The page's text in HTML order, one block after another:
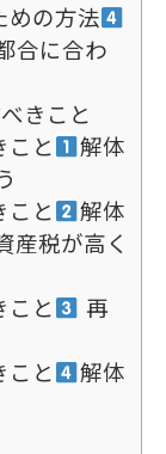
めの方法
合に合わ
きこと
こと
解体
こと
解体
産税が高く
こと
再
と
解体